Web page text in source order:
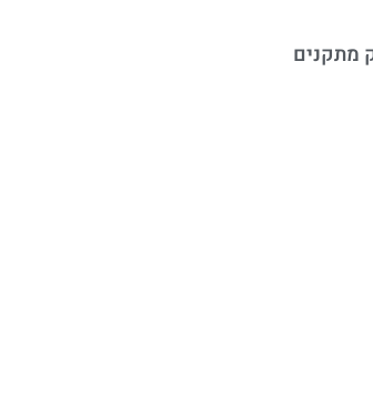
לתמ"א 1 – פרק מתקנים